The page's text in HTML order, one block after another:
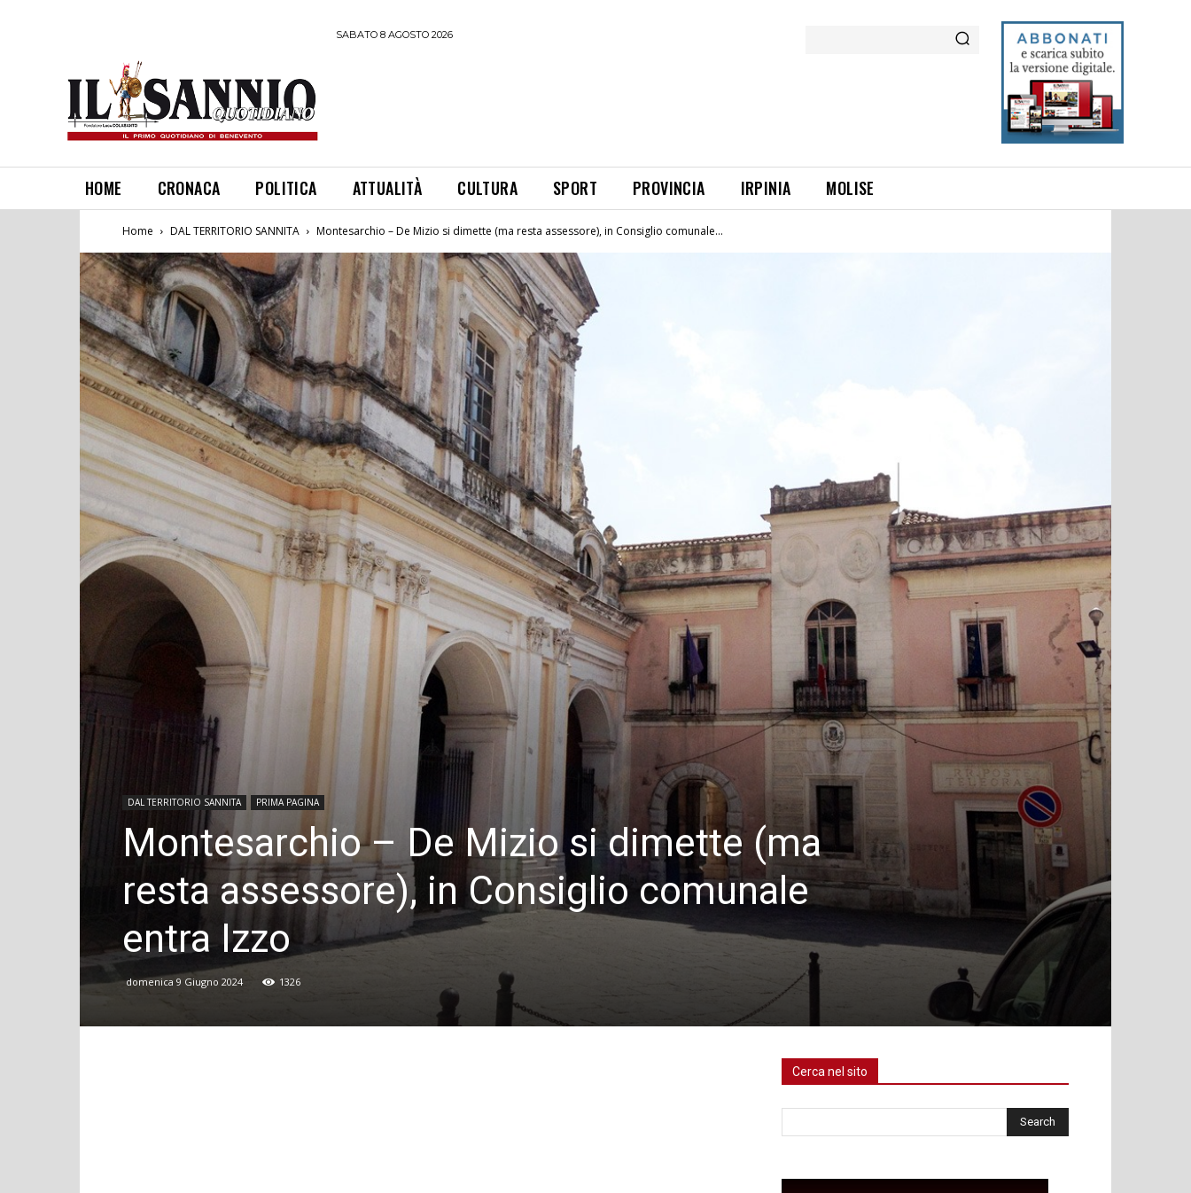
SABATO 8 AGOSTO 2026
HOME CRONACA POLITICA ATTUALITÀ CULTURA SPORT PROVINCIA IRPINIA MOLISE
Home DAL TERRITORIO SANNITA Montesarchio – De Mizio si dimette (ma resta assessore), in Consiglio comunale...
DAL TERRITORIO SANNITA PRIMA PAGINA
Montesarchio – De Mizio si dimette (ma
resta assessore), in Consiglio comunale
entra Izzo
domenica 9 Giugno 2024 1326
Cerca nel sito